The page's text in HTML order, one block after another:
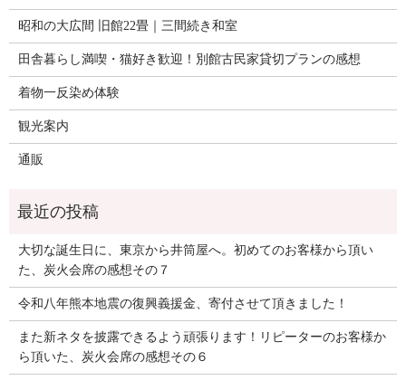
昭和の大広間 旧館22畳｜三間続き和室
田舎暮らし満喫・猫好き歓迎！別館古民家貸切プランの感想
着物一反染め体験
観光案内
通販
大切な誕生日に、東京から井筒屋へ。初めてのお客様から頂い
た、炭火会席の感想その７
令和八年熊本地震の復興義援金、寄付させて頂きました！
また新ネタを披露できるよう頑張ります！リピーターのお客様か
ら頂いた、炭火会席の感想その６